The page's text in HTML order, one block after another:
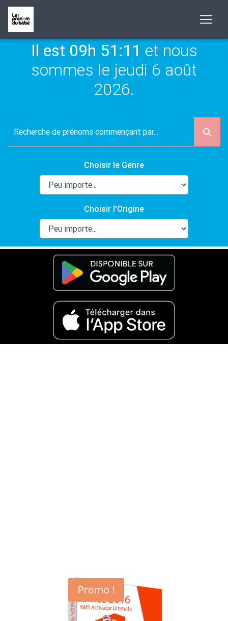
Il est 09h 51:11 et nous
sommes le jeudi 6 août
2026.
Choisir le Genre
Choisir l'Origine